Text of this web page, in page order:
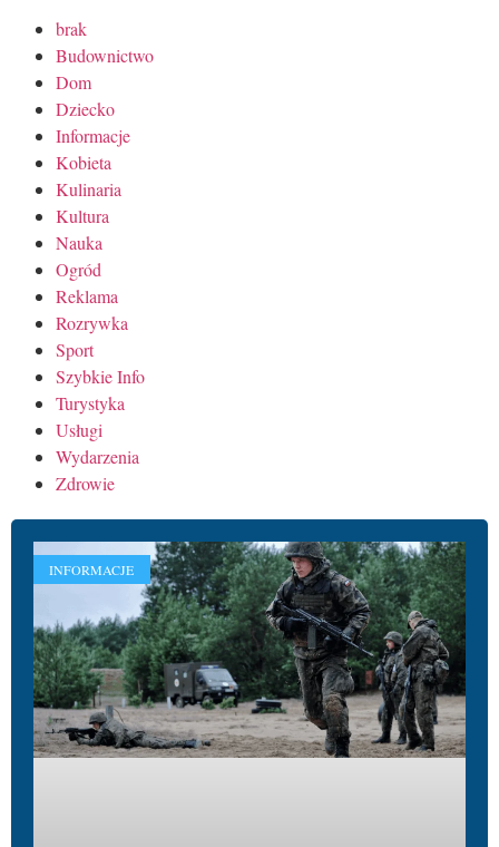
brak
Budownictwo
Dom
Dziecko
Informacje
Kobieta
Kulinaria
Kultura
Nauka
Ogród
Reklama
Rozrywka
Sport
Szybkie Info
Turystyka
Usługi
Wydarzenia
Zdrowie
INFORMACJE